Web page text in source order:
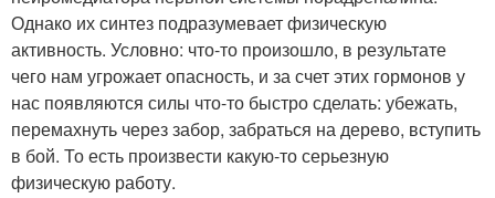
Однако их синтез подразумевает физическую
активность. Условно: что-то произошло, в результате
чего нам угрожает опасность, и за счет этих гормонов у
нас появляются силы что-то быстро сделать: убежать,
перемахнуть через забор, забраться на дерево, вступить
в бой. То есть произвести какую-то серьезную
физическую работу.